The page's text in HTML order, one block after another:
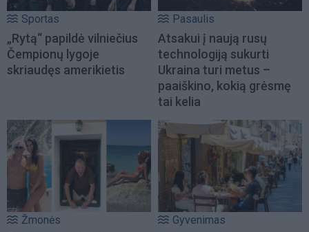
Sportas
„Rytą“ papildė vilniečius
Čempionų lygoje
skriaudęs amerikietis
Pasaulis
Atsakui į naują rusų
technologiją sukurti
Ukraina turi metus –
paaiškino, kokią grėsmę
tai kelia
Žmonės Gyvenimas